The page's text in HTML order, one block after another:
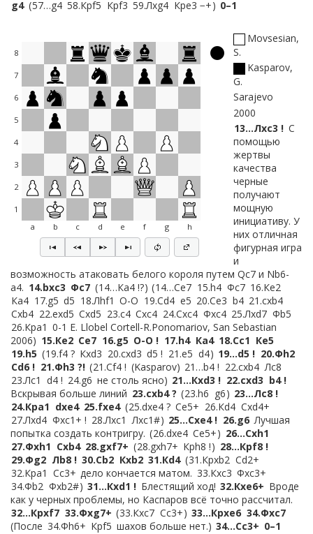
g4 57…g4 58.Крf5 Крf3 59.Лxg4 Крe3 −+ 0–1
8
7
6
5
4
3
2
1
a
b c d e f g h
Movsesian,
S.
Kasparov,
G.
Sarajevo
2000
13…Лxc3 ! С
помощью
жертвы
качества
черные
получают
мощную
инициативу. У
них отличная
фигурная игра
и
возможность атаковать белого короля путем Qc7 и Nb6-
a4. 14.bxc3 Фc7 14…Кa4 !? 14…Сe7 15.h4 Фc7 16.Кe2
Кa4 17.g5 d5 18.Лhf1 O-O 19.Сd4 e5 20.Сe3 b4 21.cxb4
Сxb4 22.exd5 Сxd5 23.c4 Сxc4 24.Сxc4 Фxc4 25.Лxd7 Фb5
26.Крa1 0-1 E. Llobel Cortell-R.Ponomariov, San Sebastian
2006
15.Кe2 Сe7 16.g5 O-O ! 17.h4 Кa4 18.Сc1 Кe5
19.h5 19.f4 ? Кxd3 20.cxd3 d5 ! 21.e5 d4 19…d5 ! 20.Фh2
Сd6 ! 21.Фh3 ?! 21.Сf4 ! (Kasparov) 21…b4 ! 22.cxb4 Лc8
23.Лc1 d4 ! 24.g6 не столь ясно 21…Кxd3 ! 22.cxd3 b4 !
Вскрывая больше линий 23.cxb4 ? 23.h6 g6 23…Лc8 !
24.Крa1 dxe4 25.fxe4 25.dxe4 ? Сe5+ 26.Кd4 Сxd4+
27.Лxd4 Фxc1+ ! 28.Лxc1 Лxc1# 25…Сxe4 ! 26.g6 Лучшая
попытка создать контригру.
26.dxe4 Сe5+ 26…Сxh1
27.Фxh1 Сxb4 28.gxf7+ 28.gxh7+ Крh8 ! 28…Крf8 !
29.Фg2 Лb8 ! 30.Сb2 Кxb2 31.Кd4 31.Крxb2 Сd2+
32.Крa1 Сc3+ дело кончается матом. 33.Кxc3 Фxc3+
34.Фb2 Фxb2# 31…Кxd1 ! Блестящий ход! 32.Кxe6+ Вроде
как у черных проблемы, но Каспаров всё точно рассчитал.
32…Крxf7 33.Фxg7+ 33.Кxc7 Сc3+ 33…Крxe6 34.Фxc7
После 34.Фh6+ Крf5 шахов больше нет. 34…Сc3+ 0–1